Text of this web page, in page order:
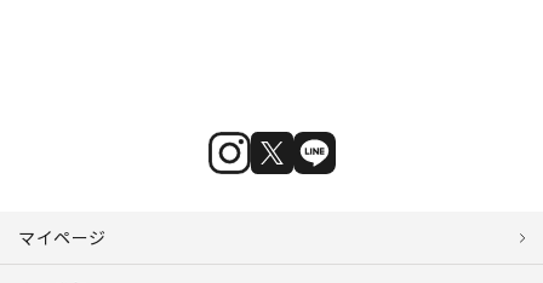
マイページ